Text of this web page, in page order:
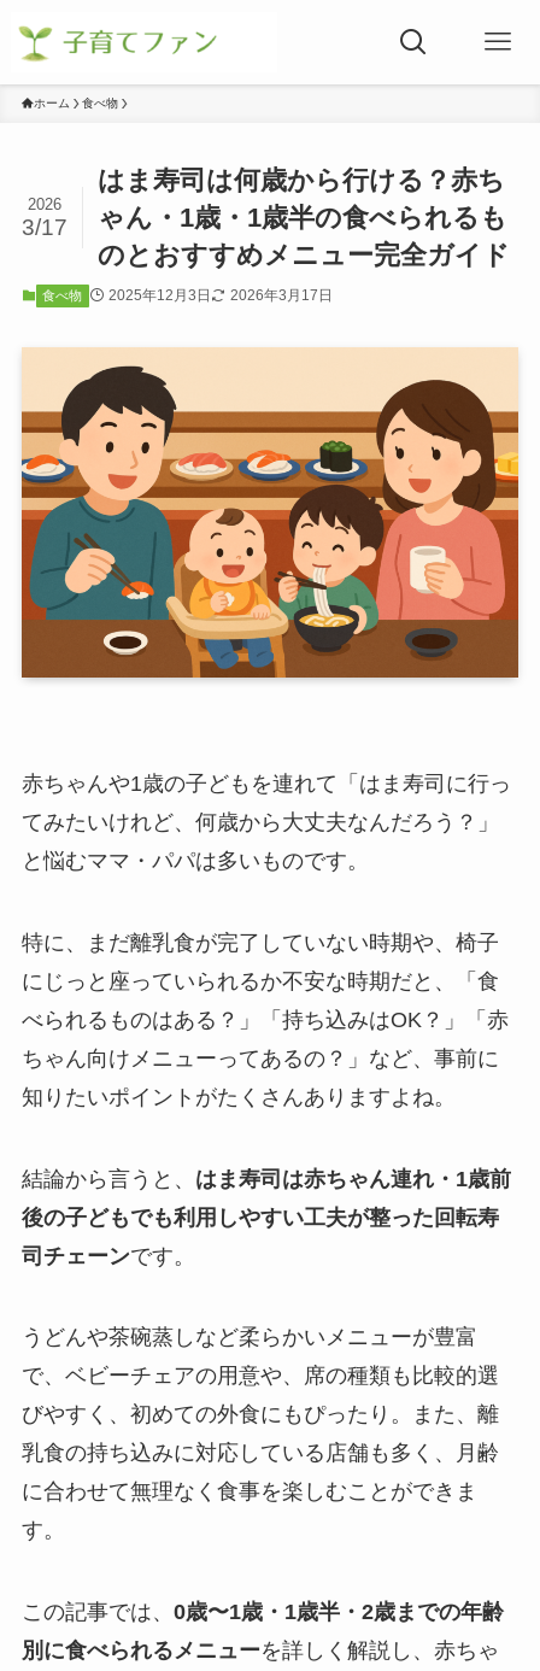
ホーム 食べ物
はま寿司は何歳から行ける？赤ち
ゃん・1歳・1歳半の食べられるも
のとおすすめメニュー完全ガイド
2026
3/17
食べ物 2025年12月3日 2026年3月17日
赤ちゃんや1歳の子どもを連れて「はま寿司に行っ
てみたいけれど、何歳から大丈夫なんだろう？」
と悩むママ・パパは多いものです。
特に、まだ離乳食が完了していない時期や、椅子
にじっと座っていられるか不安な時期だと、「食
べられるものはある？」「持ち込みはOK？」「赤
ちゃん向けメニューってあるの？」など、事前に
知りたいポイントがたくさんありますよね。
結論から言うと、 はま寿司は赤ちゃん連れ・1歳前
後の子どもでも利用しやすい工夫が整った回転寿
司チェーンです。
うどんや茶碗蒸しなど柔らかいメニューが豊富
で、ベビーチェアの用意や、席の種類も比較的選
びやすく、初めての外食にもぴったり。また、離
乳食の持ち込みに対応している店舗も多く、月齢
に合わせて無理なく食事を楽しむことができま
す。
この記事では、 0歳〜1歳・1歳半・2歳までの年齢
別に食べられるメニューを詳しく解説し、赤ちゃ